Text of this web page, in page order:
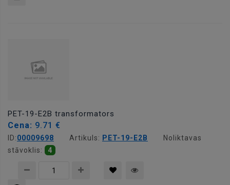
PET-19-E2B transformators
Cena: 9.71 €
ID:00009698 Artikuls: PET-19-E2B
Noliktavas
stāvoklis:
4